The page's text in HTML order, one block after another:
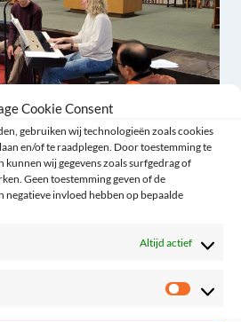
Cookie Consent
gebruiken wij technologieën zoals cookies
en/of te raadplegen. Door toestemming te
kunnen wij gegevens zoals surfgedrag of
Geen toestemming geven of de
negatieve invloed hebben op bepaalde
Altijd actief
26/09/2025